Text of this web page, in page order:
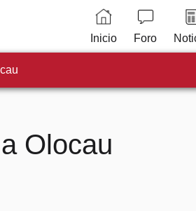
Inicio Foro
Olocau